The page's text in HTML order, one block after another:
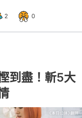
2 0
到盡！斬5大